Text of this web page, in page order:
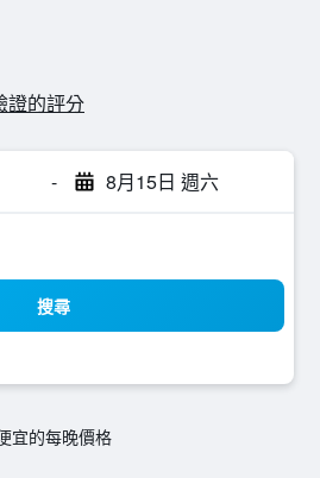
證的評分
- 8月15日 週六
搜尋
宜的每晚價格